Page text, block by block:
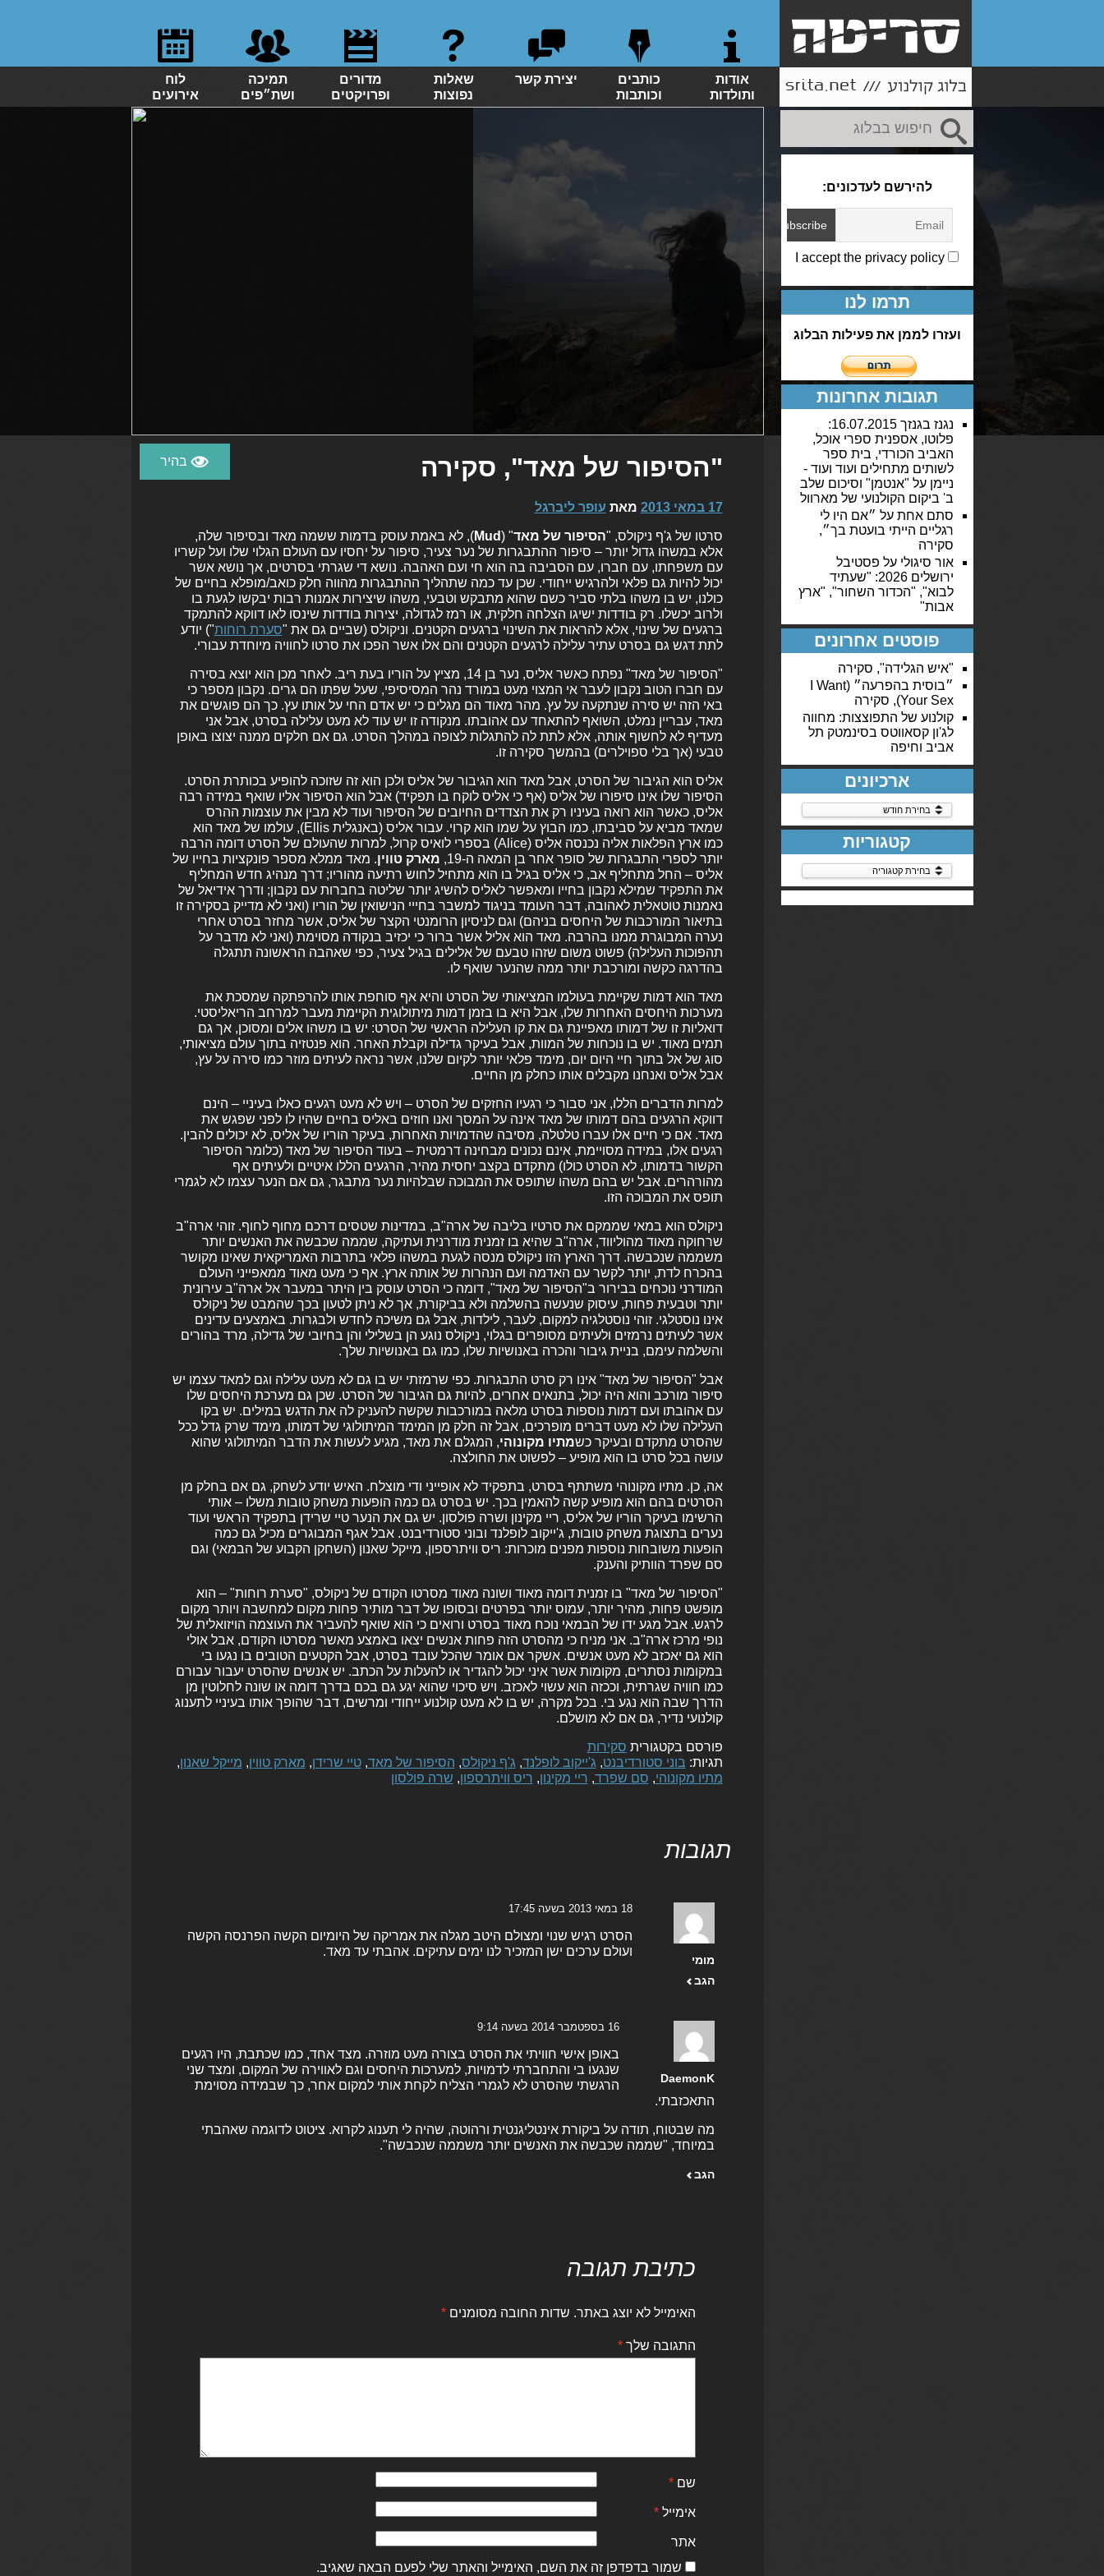
אודות
ותולדות
כותבים
וכותבות
יצירת קשר
שאלות
נפוצות
מדורים
ופרויקטים
תמיכה
ושת״פים
לוח
אירועים
להירשם לעדכונים:
תרמו לנו
ועזרו לממן את פעילות הבלוג
תגובות אחרונות
נגנז בגנזך 16.07.2015:
פלוטו, אספנית ספרי אוכל,
האביב הכורדי, בית ספר
לשותים מתחילים ועוד ועוד -
ניימן על "אנטמן" וסיכום שלב
ב' ביקום הקולנועי של מארוול
סתם אחת על ״אם היו לי
רגליים הייתי בועטת בך״,
סקירה
אור סיגולי על פסטיבל
ירושלים 2026: "שעתיד
לבוא", "הכדור השחור", "ארץ
אבות"
פוסטים אחרונים
"איש הגלידה", סקירה
״בוסית בהפרעה״ (I Want
Your Sex), סקירה
קולנוע של התפוצצות: מחווה
לג'ון קסאווטס בסינמטק תל
אביב וחיפה
ארכיונים
ארכיונים
קטגוריות
קטגוריות
"הסיפור של מאד", סקירה
17 במאי 2013 מאת עופר ליברגל
סרטו של ג'ף ניקולס, "הסיפור של מאד" (
Mud), לא באמת עוסק בדמות ששמה מאד ובסיפור שלה,
אלא במשהו גדול יותר – סיפור ההתבגרות של נער צעיר, סיפור על יחסיו עם העולם הגלוי שלו ועל קשריו
עם משפחתו, עם חברו, עם הסביבה בה הוא חי ועם האהבה. נושא די שגרתי בסרטים, אך נושא אשר
יכול להיות גם פלאי ולהרגיש ייחודי. שכן עד כמה שתהליך ההתבגרות מהווה חלק כואב/מופלא בחיים של
כולנו, יש בו משהו בלתי סביר כשם שהוא מתבקש וטבעי, משהו שיצירות אמנות רבות יבקשו לגעת בו
ולרוב יכשלו. רק בודדות ישיגו הצלחה חלקית, או רמז לגדולה, יצירות בודדות שינסו לאו דווקא להתמקד
ברגעים של שינוי, אלא להראות את השינוי ברגעים הקטנים. וניקולס (שביים גם את "סערת רוחות") יודע
לתת דגש גם בסרט עתיר עלילה לרגעים הקטנים והם אלו אשר הפכו את סרטו לחוויה מיוחדת עבורי.
"הסיפור של מאד" נפתח כאשר אליס, נער בן 14, מציץ על הוריו בעת ריב. לאחר מכן הוא יוצא בסירה
עם חברו הטוב נקבון לעבר אי המצוי מעט במורד נהר המסיסיפי, שעל שפתו הם גרים. נקבון מספר כי
באי הזה יש סירה שנתקעה על עץ. מהר מאוד הם מגלים כי יש אדם החי על אותו עץ. כך הם פוגשים את
מאד, עבריין נמלט, השואף להתאחד עם אהובתו. מנקודה זו יש עוד לא מעט עלילה בסרט, אבל אני
מעדיף לא לחשוף אותה, אלא לתת לה להתגלות לצופה במהלך הסרט. גם אם חלקים ממנה יצוצו באופן
טבעי (אך בלי ספוילרים) בהמשך סקירה זו.
אליס הוא הגיבור של הסרט, אבל מאד הוא הגיבור של אליס ולכן הוא זה שזוכה להופיע בכותרת הסרט.
הסיפור שלו אינו סיפורו של אליס (אף כי אליס לוקח בו תפקיד) אבל הוא הסיפור אליו שואף במידה רבה
אליס, כאשר הוא רואה בעיניו רק את הצדדים החיובים של הסיפור ועוד לא מבין את עוצמות ההרס
שמאד מביא על סביבתו, כמו הבוץ על שמו הוא קרוי. עבור אליס (באנגלית Ellis), עולמו של מאד הוא
כמו ארץ הפלאות אליה נכנסה אליס (Alice) בספרי לואיס קרול, למרות שהעולם של הסרט דומה הרבה
יותר לספרי התבגרות של סופר אחר בן המאה ה-19,
מארק טווין. מאד ממלא מספר פונקציות בחייו של
אליס – החל מתחליף אב, כי אליס בגיל בו הוא מתחיל לחוש רתיעה מהוריו; דרך מנהיג חדש המחליף
את התפקיד שמילא נקבון בחייו ומאפשר לאליס להשיג יותר שליטה בחברות עם נקבון; ודרך אידיאל של
נאמנות טוטאלית לאהובה, דבר העומד בניגוד למשבר בחייי הנישואין של הוריו (ואני לא מדייק בסקירה זו
בתיאור המורכבות של היחסים בניהם) וגם לניסיון הרומנטי הקצר של אליס, אשר מחזר בסרט אחרי
נערה המבוגרת ממנו בהרבה. מאד הוא אליל אשר ברור כי יכזיב בנקודה מסוימת (ואני לא מדבר על
תהפוכות העלילה) פשוט משום שזהו טבעם של אלילים בגיל צעיר, כפי שאהבה הראשונה תתגלה
בהדרגה כקשה ומורכבת יותר ממה שהנער שואף לו.
מאד הוא דמות שקיימת בעולמו המציאותי של הסרט והיא אף סוחפת אותו להרפתקה שמסכת את
מערכות היחסים האחרות שלו, אבל היא בו בזמן דמות מיתולוגית הקיימת מעבר למרחב הריאליסטי.
דואליות זו של דמותו מאפיינת גם את קו העלילה הראשי של הסרט: יש בו משהו אלים ומסוכן, אך גם
תמים מאוד. יש בו נוכחות של המוות, אבל בעיקר גדילה וקבלת האחר. הוא פנטזיה בתוך עולם מציאותי,
סוג של אל בתוך חיי היום יום, מימד פלאי יותר לקיום שלנו, אשר נראה לעיתים מוזר כמו סירה על עץ,
אבל אליס ואנחנו מקבלים אותו כחלק מן החיים.
למרות הדברים הללו, אני סבור כי רגעיו החזקים של הסרט – ויש לא מעט רגעים כאלו בעיניי – הינם
דווקא הרגעים בהם דמותו של מאד אינה על המסך ואנו חוזים באליס בחיים שהיו לו לפני שפגש את
מאד. אם כי חיים אלו עברו טלטלה, מסיבה שהדמויות האחרות, בעיקר הוריו של אליס, לא יכולים להבין.
רגעים אלו, במידה מסויימת, אינם נכונים מבחינה דרמטית – בעוד הסיפור של מאד (כלומר הסיפור
הקשור בדמותו, לא הסרט כולו) מתקדם בקצב יחסית מהיר, הרגעים הללו איטיים ולעיתים אף
מהורהרים. אבל יש בהם משהו שתופס את המבוכה שבלהיות נער מתבגר, גם אם הנער עצמו לא לגמרי
תופס את המבוכה הזו.
ניקולס הוא במאי שממקם את סרטיו בליבה של ארה"ב, במדינות שטסים דרכם מחוף לחוף. זוהי ארה"ב
שרחוקה מאוד מהוליווד, ארה"ב שהיא בו זמנית מודרנית ועתיקה, שממה שכבשה את האנשים יותר
משממה שנכבשה. דרך הארץ הזו ניקולס מנסה לגעת במשהו פלאי בתרבות האמריקאית שאינו מקושר
בהכרח לדת, יותר לקשר עם האדמה ועם הנהרות של אותה ארץ. אף כי מעט מאוד ממאפייני העולם
המודרני נוכחים בבירור ב"הסיפור של מאד", דומה כי הסרט עוסק בין היתר במעבר אל ארה"ב עירונית
יותר וטבעית פחות, עיסוק שנעשה בהשלמה ולא בביקורת, אך לא ניתן לטעון בכך שהמבט של ניקולס
אינו נוסטלגי. זוהי נוסטלגיה למקום, לעבר, לילדות, אבל גם משיכה לחדש ולבגרות. באמצעים עדינים
אשר לעיתים נרמזים ולעיתים מסופרים בגלוי, ניקולס נוגע הן בשלילי והן בחיובי של גדילה, מרד בהורים
והשלמה עימם, בניית גיבור והכרה באנושיות שלו, כמו גם באנושיות שלך.
אבל "הסיפור של מאד" אינו רק סרט התבגרות. כפי שרמזתי יש בו גם לא מעט עלילה וגם למאד עצמו יש
סיפור מורכב והוא היה יכול, בתנאים אחרים, להיות גם הגיבור של הסרט. שכן גם מערכת היחסים שלו
עם אהובתו ועם דמות נוספות בסרט מלאה במורכבות שקשה להעניק לה את הדגש במילים. יש בקו
העלילה שלו לא מעט דברים מופרכים, אבל זה חלק מן המימד המיתולוגי של דמותו, מימד שרק גדל ככל
שהסרט מתקדם ובעיקר כשמתיו מקונוהי, המגלם את מאד, מגיע לעשות את הדבר המיתולוגי שהוא
עושה בכל סרט בו הוא מופיע – לפשוט את החולצה.
אה, כן. מתיו מקונוהי משתתף בסרט, בתפקיד לא אופייני ודי מוצלח. האיש יודע לשחק, גם אם בחלק מן
הסרטים בהם הוא מופיע קשה להאמין בכך. יש בסרט גם כמה הופעות משחק טובות משלו – אותי
הרשימו בעיקר הוריו של אליס, ריי מקינון ושרה פולסון. יש גם את הנער טיי שרידן בתפקיד הראשי ועוד
נערים בתצוגת משחק טובות, ג'ייקוב לופלנד ובוני סטורדיבנט. אבל אגף המבוגרים מכיל גם כמה
הופעות משובחות נוספות מפנים מוכרות: ריס וויתרספון, מייקל שאנון (השחקן הקבוע של הבמאי) וגם
סם שפרד הוותיק והענק.
"הסיפור של מאד" בו זמנית דומה מאוד ושונה מאוד מסרטו הקודם של ניקולס, "סערת רוחות" – הוא
מופשט פחות, מהיר יותר, עמוס יותר בפרטים ובסופו של דבר מותיר פחות מקום למחשבה ויותר מקום
לרגש. אבל מגע ידו של הבמאי נוכח מאוד בסרט ורואים כי הוא שואף להעביר את העוצמה הויזואלית של
נופי מרכז ארה"ב. אני מניח כי מהסרט הזה פחות אנשים יצאו באמצע מאשר מסרטו הקודם, אבל אולי
הוא גם יאכזב לא מעט אנשים. אשקר אם אומר שהכל עובד בסרט, אבל הקטעים הטובים בו נגעו בי
במקומות נסתרים, מקומות אשר איני יכול להגדיר או להעלות על הכתב. יש אנשים שהסרט יעבור עבורם
כמו חוויה שגרתית, וככזה הוא עשוי לאכזב. ויש סיכוי שהוא יגע גם בכם בדרך דומה או שונה לחלוטין מן
הדרך שבה הוא נגע בי. בכל מקרה, יש בו לא מעט קולנוע ייחודי ומרשים, דבר שהופך אותו בעיניי לתענוג
קולנועי נדיר, גם אם לא מושלם.
פורסם בקטגורית סקירות
תגיות: בוני סטורדיבנט, ג'ייקוב לופלנד, ג'ף ניקולס, הסיפור של מאד,טיי שרידן, מארק טווין, מייקל שאנון,
מתיו מקונוהי, סם שפרד, ריי מקינון, ריס וויתרספון, שרה פולסון
תגובות
מומי
18 במאי 2013 בשעה 17:45
הסרט רגיש שנוי ומצולם היטב מגלה את אמריקה של היומיום הקשה הפרנסה הקשה
ועולם ערכים ישן המזכיר לנו ימים עתיקים. אהבתי עד מאד.
הגב
DaemonK
16 בספטמבר 2014 בשעה 9:14
באופן אישי חוויתי את הסרט בצורה מעט מוזרה. מצד אחד, כמו שכתבת, היו רגעים
שנגעו בי והתחברתי לדמויות, למערכות היחסים וגם לאווירה של המקום, ומצד שני
הרגשתי שהסרט לא לגמרי הצליח לקחת אותי למקום אחר, כך שבמידה מסוימת
התאכזבתי.
מה שבטוח, תודה על ביקורת אינטליגנטית ורהוטה, שהיה לי תענוג לקרוא. ציטוט לדוגמה שאהבתי
במיוחד, "שממה שכבשה את האנשים יותר משממה שנכבשה".
הגב
כתיבת תגובה
האימייל לא יוצג באתר. שדות החובה מסומנים*
התגובה שלך*
שם*
אימייל*
אתר
שמור בדפדפן זה את השם, האימייל והאתר שלי לפעם הבאה שאגיב.